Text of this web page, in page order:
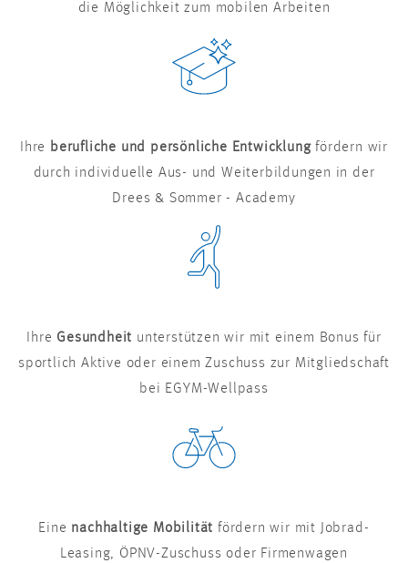
die Möglichkeit zum mobilen Arbeiten
Ihre berufliche und persönliche Entwicklungfördern wir
durch individuelle Aus- und Weiterbildungen in der
Drees & Sommer - Academy
Ihre Gesundheit unterstützen wir mit einem Bonus für
sportlich Aktive oder einem Zuschuss zur Mitgliedschaft
bei EGYM-Wellpass
Eine nachhaltige Mobilität fördern wir mit Jobrad-
Leasing, ÖPNV-Zuschuss oder Firmenwagen